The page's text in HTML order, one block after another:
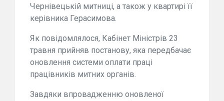
Чернівецькій митниці, а також у квартирі її
керівника Герасимова.
Як повідомлялося, Кабінет Міністрів 23
травня прийняв постанову, яка передбачає
оновлення системи оплати праці
працівників митних органів.
Завдяки впровадженню оновленої